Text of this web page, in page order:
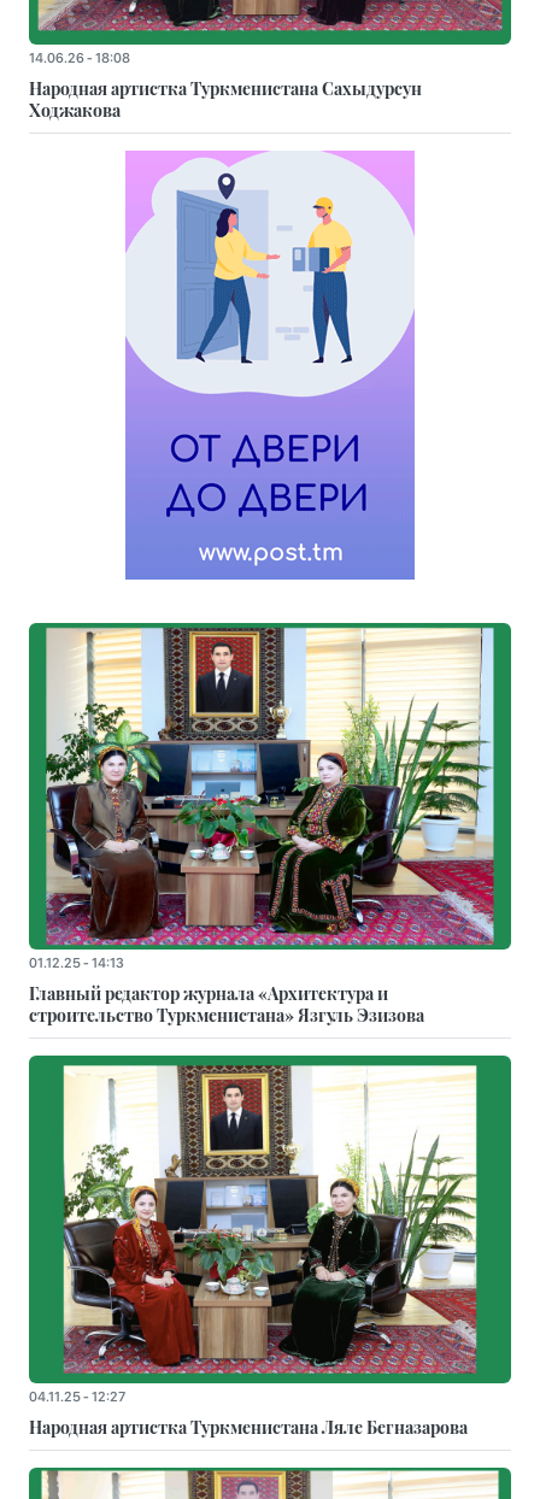
14.06.26 - 18:08
Народная артистка Туркменистана Сахыдурсун
Ходжакова
01.12.25 - 14:13
Главный редактор журнала «Архитектура и
строительство Туркменистана» Язгуль Эзизова
04.11.25 - 12:27
Народная артистка Туркменистана Ляле Бегназарова